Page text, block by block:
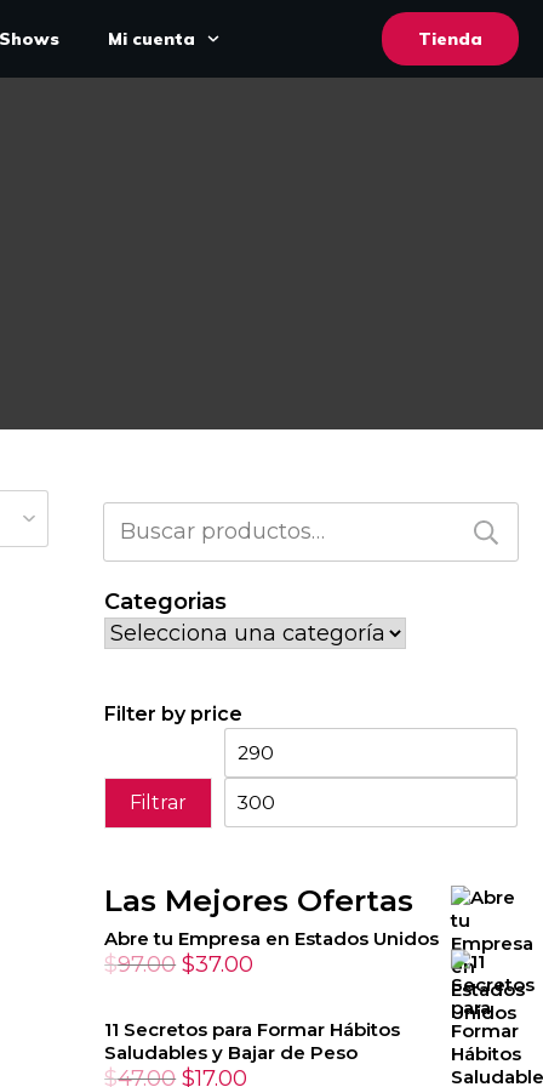
Shows Mi cuenta Tienda
Buscar
Categorias
Filter by price
Precio
mínimo
Filtrar
Las Mejores Ofertas
Abre tu Empresa en Estados Unidos
$97.00 El
original
era:
$37.00
actual
es:
11 Secretos para Formar Hábitos
Saludables y Bajar de Peso
$47.00 El
$17.00